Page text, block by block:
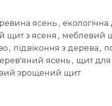
ясень ,
щит з ясеня , меблевий
, підвіконня з дерева ,
ясень , щит для
зрощений щит